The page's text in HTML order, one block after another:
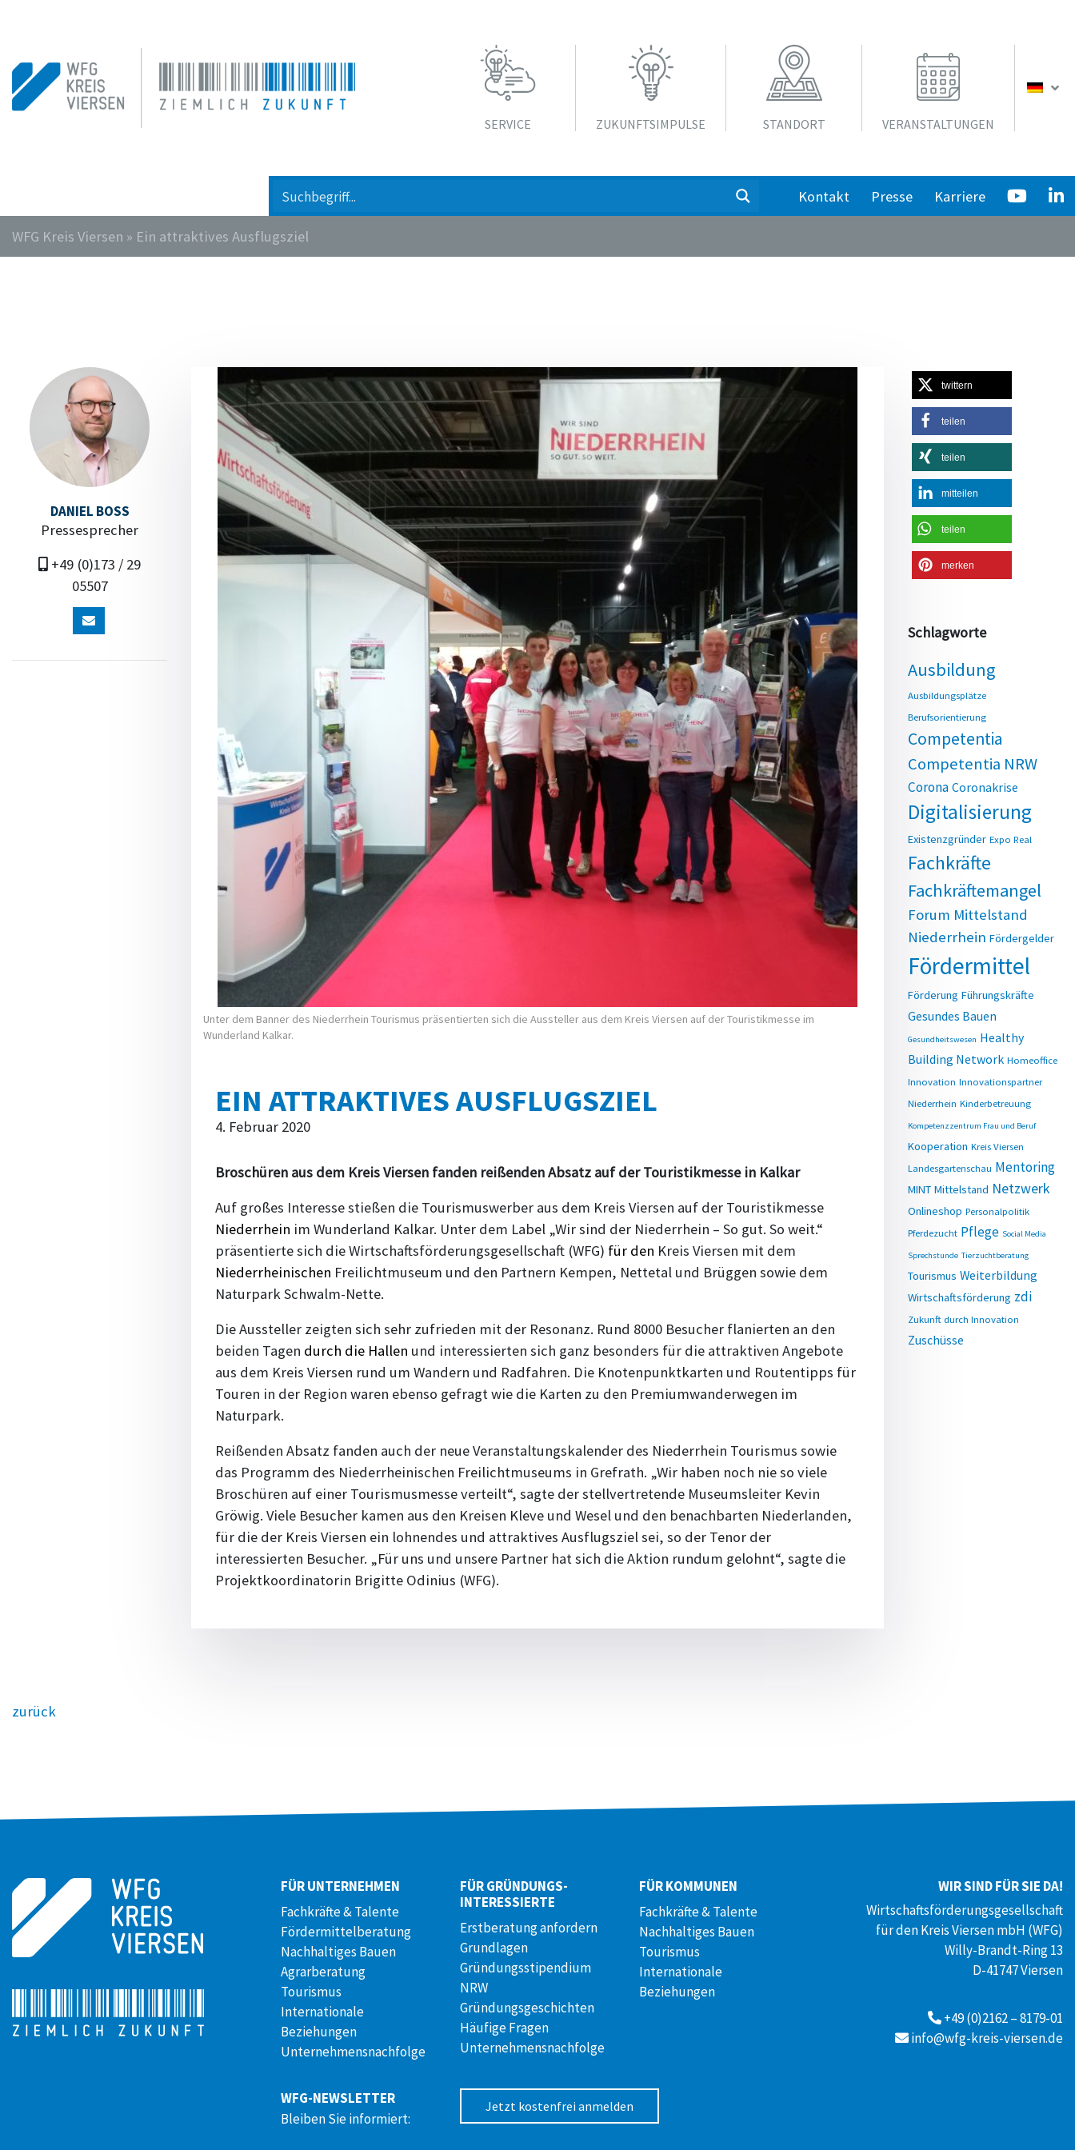
SERVICE ZUKUNFTS­IMPULSE STANDORT VERANSTALTUNGEN
Kontakt Presse Karriere
WFG Kreis Viersen » Ein attraktives Ausflugsziel
DANIEL BOSS
Pressesprecher
+49 (0)173 / 29
05507
Unter dem Banner des Niederrhein Tourismus präsentierten sich die Aussteller aus dem Kreis Viersen auf der Touristikmesse im
Wunderland Kalkar.
EIN ATTRAKTIVES AUSFLUGSZIEL
4. Februar 2020
Broschüren aus dem Kreis Viersen fanden reißenden Absatz auf der Touristikmesse in Kalkar
Auf großes Interesse stießen die Tourismuswerber aus dem Kreis Viersen auf der Touristikmesse
Niederrhein im Wunderland Kalkar. Unter dem Label „Wir sind der Niederrhein – So gut. So weit.“
präsentierte sich die Wirtschaftsförderungsgesellschaft (WFG) für den Kreis Viersen mit dem
Niederrheinischen Freilichtmuseum und den Partnern Kempen, Nettetal und Brüggen sowie dem
Naturpark Schwalm-Nette.
Die Aussteller zeigten sich sehr zufrieden mit der Resonanz. Rund 8000 Besucher flanierten an den
beiden Tagen durch die Hallen und interessierten sich ganz besonders für die attraktiven Angebote
aus dem Kreis Viersen rund um Wandern und Radfahren. Die Knotenpunktkarten und Routentipps für
Touren in der Region waren ebenso gefragt wie die Karten zu den Premiumwanderwegen im
Naturpark.
Reißenden Absatz fanden auch der neue Veranstaltungskalender des Niederrhein Tourismus sowie
das Programm des Niederrheinischen Freilichtmuseums in Grefrath. „Wir haben noch nie so viele
Broschüren auf einer Tourismusmesse verteilt“, sagte der stellvertretende Museumsleiter Kevin
Gröwig. Viele Besucher kamen aus den Kreisen Kleve und Wesel und den benachbarten Niederlanden,
für die der Kreis Viersen ein lohnendes und attraktives Ausflugsziel sei, so der Tenor der
interessierten Besucher. „Für uns und unsere Partner hat sich die Aktion rundum gelohnt“, sagte die
Projektkoordinatorin Brigitte Odinius (WFG).
twittern
teilen
teilen
mitteilen
teilen
merken
Schlagworte
Ausbildung
Ausbildungsplätze
Berufsorientierung
Competentia
Competentia NRW
Corona Coronakrise
Digitalisierung
Existenzgründer Expo Real
Fachkräfte
Fachkräftemangel
Forum Mittelstand
Niederrhein Fördergelder
Fördermittel
Förderung Führungskräfte
Gesundes Bauen
Gesundheitswesen Healthy
Building Network Homeoffice
Innovation Innovationspartner
Niederrhein Kinderbetreuung
Kompetenzzentrum Frau und Beruf
Kooperation Kreis Viersen
Landesgartenschau Mentoring
MINT Mittelstand Netzwerk
Onlineshop Personalpolitik
Pferdezucht Pflege Social Media
Sprechstunde Tierzuchtberatung
Tourismus Weiterbildung
Wirtschaftsförderung zdi
Zukunft durch Innovation
Zuschüsse
zurück
FÜR UNTERNEHMEN
Fachkräfte & Talente
Fördermittelberatung
Nachhaltiges Bauen
Agrarberatung
Tourismus
Internationale
Beziehungen
Unternehmensnachfolge
FÜR GRÜNDUNGS­
INTERESSIERTE
Erstberatung anfordern
Grundlagen
Gründungsstipendium
NRW
Gründungsgeschichten
Häufige Fragen
Unternehmensnachfolge
FÜR KOMMUNEN
Fachkräfte & Talente
Nachhaltiges Bauen
Tourismus
Internationale
Beziehungen
WFG-NEWSLETTER
Bleiben Sie informiert:
Jetzt kostenfrei anmelden
WIR SIND FÜR SIE DA!
Wirtschaftsförderungsgesellschaft
für den Kreis Viersen mbH (WFG)
Willy-Brandt-Ring 13
D-41747 Viersen
+49 (0)2162 – 8179-01
info@wfg-kreis-viersen.de